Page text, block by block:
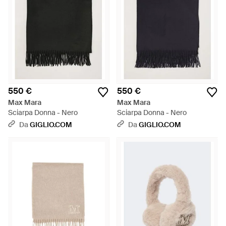
550 €
Max Mara
Sciarpa Donna - Nero
DaGIGLIO.COM
550 €
Max Mara
Sciarpa Donna - Nero
DaGIGLIO.COM